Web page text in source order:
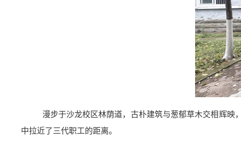
漫步于沙龙校区林荫道，古朴建筑与葱郁草木交相辉
中拉近了三代职工的距离。